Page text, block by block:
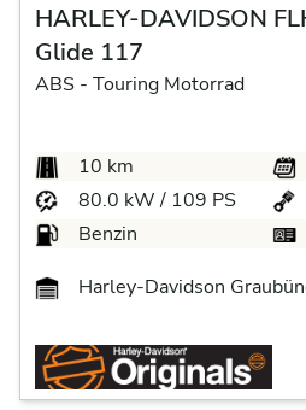
HARLEY-DAVIDSON
Glide 117
ABS - Touring Motorrad
10 km
80.0 kW / 109 PS
Benzin
Harley-Davidson